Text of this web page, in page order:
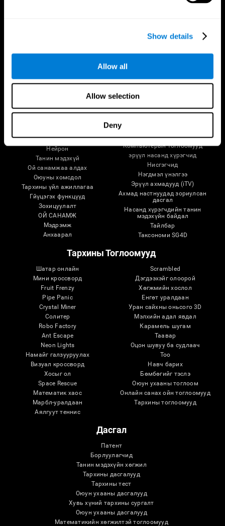
Show details
Allow all
Allow selection
Deny
Биднийг дага
Тархи Судлал
Тархины салбарууд
Нейрон
Танин мэдэхүй
Ой санамжаа алдах
Оюуны хомсдол
Тархины үйл ажиллагаа
Гйүцэгэх функцүүд
Зохицуулалт
ОЙ САНАМЖ
Мэдрэмж
Анхаарал
Судалгаа
баталгаажуулалт
Компьютерын тоглоомууд
эрүүл насанд хүрэгчид
Нисгэгчид
Нэгдмэл үнэлгээ
Эрүүл ахмадууд (iTV)
Ахмад настнуудад зориулсан
дасгал
Насанд хүрэгчдийн танин
мэдэхүйн байдал
Тайлбар
Таксономи SG4D
Тархины Тоглоомууд
Шатар онлайн
Мини кроссворд
Fruit Frenzy
Pipe Panic
Crystal Miner
Солитер
Robo Factory
Ant Escape
Neon Lights
Намайг галзууруулах
Визуал кроссворд
Хосыг ол
Space Rescue
Математик хаос
Марбл-уралдаан
Аялгуут теннис
Scrambled
Дэгдээхэйг олоорой
Хөгжмийн хослол
Eнгөт уралдаан
Уран сайхны оньсого 3D
Мэлхийн адал явдал
Карамель шугам
Таавар
Оцон шувуу ба судлаач
Тоо
Навч барих
Бөмбөгийг тэслэ
Оюун ухааны тоглоом
Онлайн санах ойн тоглоомууд
Тархины тоглоомууд
Дасгал
Патент
Борлуулагчид
Танин мэдэхүйн хөгжил
Тархины дасгалууд
Тархины тест
Оюун ухааны дасгалууд
Хувь хүний ​​тархины сургалт
Оюун ухааны дасгалууд
Математикийн хөгжилтэй тоглоомууд